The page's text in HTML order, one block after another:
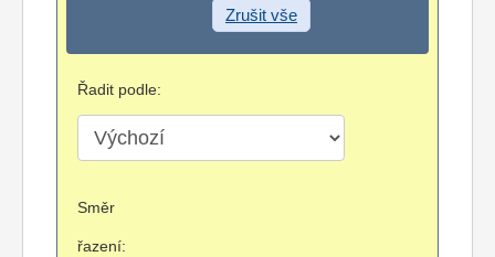
Zrušit vše
Řadit podle:
Směr
řazení: